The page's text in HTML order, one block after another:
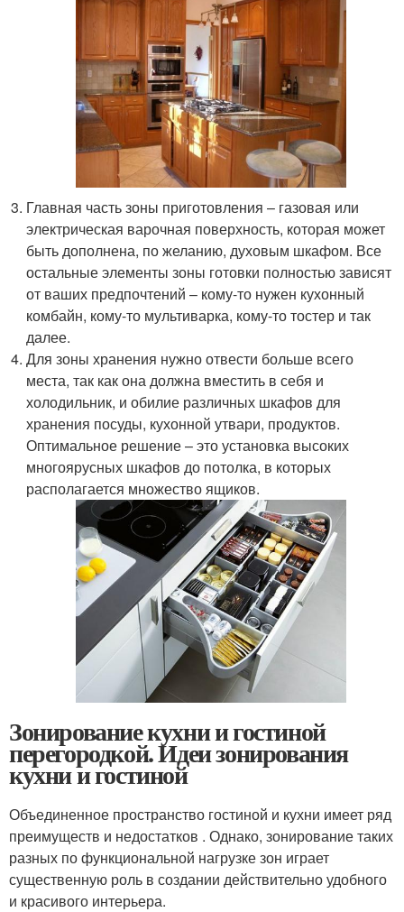
Главная часть зоны приготовления – газовая или
электрическая варочная поверхность, которая может
быть дополнена, по желанию, духовым шкафом. Все
остальные элементы зоны готовки полностью зависят
от ваших предпочтений – кому-то нужен кухонный
комбайн, кому-то мультиварка, кому-то тостер и так
далее.
Для зоны хранения нужно отвести больше всего
места, так как она должна вместить в себя и
холодильник, и обилие различных шкафов для
хранения посуды, кухонной утвари, продуктов.
Оптимальное решение – это установка высоких
многоярусных шкафов до потолка, в которых
располагается множество ящиков.
Зонирование кухни и гостиной
перегородкой. Идеи зонирования
кухни и гостиной
Объединенное пространство гостиной и кухни имеет ряд
преимуществ и недостатков . Однако, зонирование таких
разных по функциональной нагрузке зон играет
существенную роль в создании действительно удобного
и красивого интерьера.